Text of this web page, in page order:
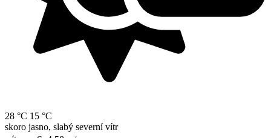
28 °C 15 °C
skoro jasno, slabý severní vítr